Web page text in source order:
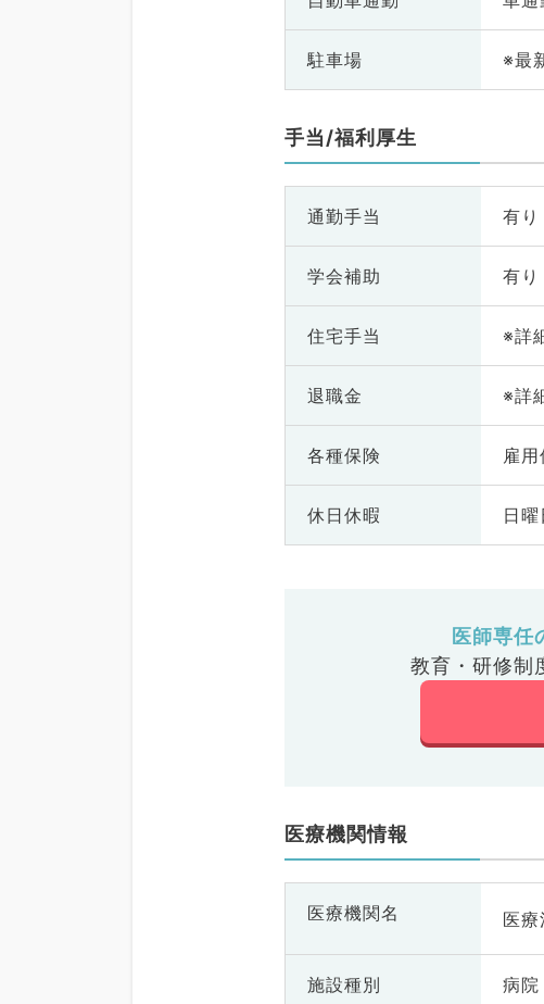
駐車場 ※最
手当/福利厚生
通勤手当 有り
学会補助 有り
住宅手当 ※詳
退職金 ※詳
各種保険 雇
休日休暇 日
医師専任
教育・研修制
医療機関情報
医療機関名 医
施設種別 病院